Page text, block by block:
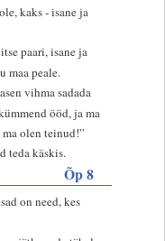
kaks - isane ja
paari, isane ja
maa peale.
vihma sadada
ööd, ja ma
olen teinud!”
teda käskis.
Õp 8
on need, kes